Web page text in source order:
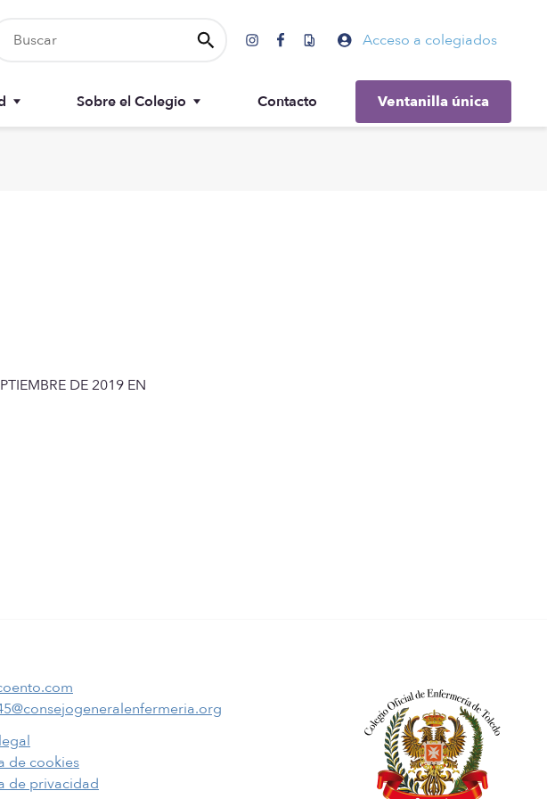
Acceso a colegiados
Sobre el Colegio Contacto Ventanilla única
DE 2019 EN
de cookies
de privacidad